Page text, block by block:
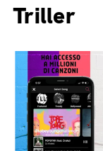
Triller